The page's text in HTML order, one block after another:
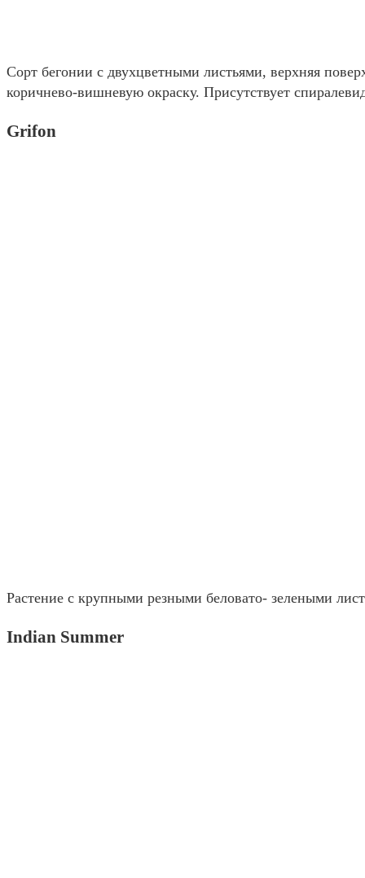
Сорт бегонии с двухцветными листьями, верхняя
коричнево-вишневую окраску. Присутствует
Grifon
Растение с крупными резными беловато- зелеными
Indian Summer